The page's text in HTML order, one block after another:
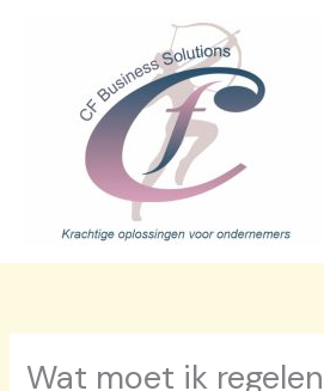
Wat moet ik